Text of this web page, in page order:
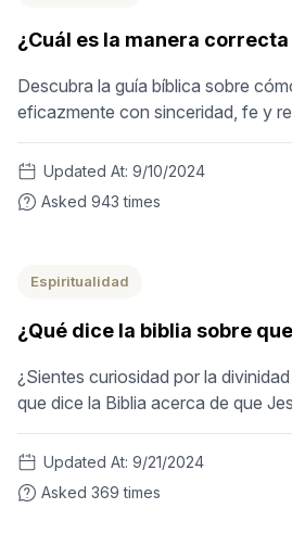
¿Cuál es la manera
Descubra la guía bíblica sobre
eficazmente con sinceridad, fe y
Updated At: 9/10/2024
Asked 943 times
Espiritualidad
¿Qué dice la biblia sobre
¿Sientes curiosidad por la
que dice la Biblia acerca de que
Updated At: 9/21/2024
Asked 369 times